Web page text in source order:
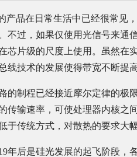
产品在日常生活中已经很常见
不过，如果仅使用光信号来通
芯片级的尺度上使用。虽然在
线技术的发展使得带宽不断提
的制程已经接近摩尔定律的极
传输速率，可使处理器内核之
于传统方式，对散热的要求大幅
年后是硅光发展的起飞阶段